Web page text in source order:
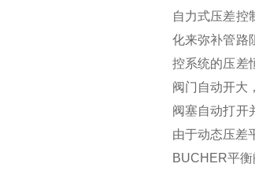
自力式压差控
化来弥补管路
控系统的压差
阀门自动开大
阀塞自动打开
由于动态压差
BUCHER平